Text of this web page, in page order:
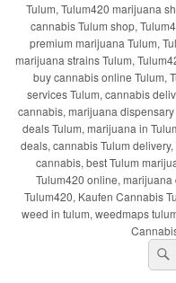
Tulum, Tulum420 marijuana
cannabis Tulum shop,
premium marijuana Tulum,
marijuana strains Tulum,
buy cannabis online Tulum,
services Tulum, cannabis
cannabis, marijuana
deals Tulum, marijuana in
deals, cannabis Tulum
cannabis, best Tulum
Tulum420 online,
Tulum420, Kaufen Cannabis
weed in tulum, weedmaps
por: